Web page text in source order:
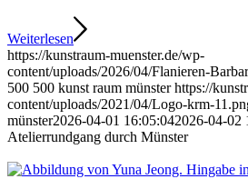
Weiterlesen
https://kunstraum-muenster.de/wp-
content/uploads/2026/04/Flanieren-
500 500 kunst raum münster https://
content/uploads/2021/04/Logo-krm-
münster2026-04-01 16:05:042026-04-02
Atelierrundgang durch Münster